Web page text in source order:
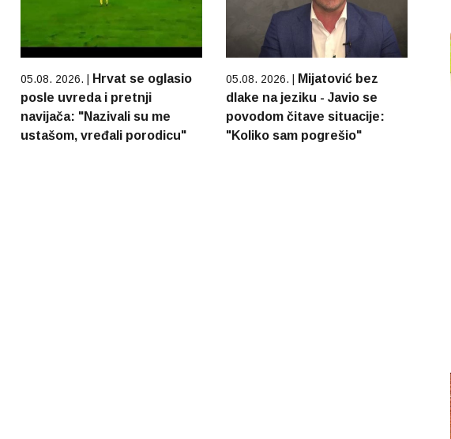
05.08. 2026. |
Hrvat se oglasio
posle uvreda i pretnji
navijača: "Nazivali su me
ustašom, vređali porodicu"
05.08. 2026. |
Mijatović bez
dlake na jeziku - Javio se
povodom čitave situacije:
"Koliko sam pogrešio"